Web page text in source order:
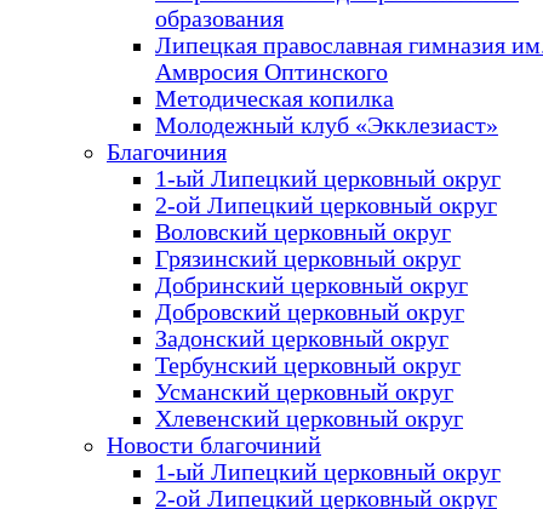
образования
Липецкая православная гимназия
Амвросия Оптинского
Методическая копилка
Молодежный клуб «Экклезиаст»
Благочиния
1-ый Липецкий церковный округ
2-ой Липецкий церковный округ
Воловский церковный округ
Грязинский церковный округ
Добринский церковный округ
Добровский церковный округ
Задонский церковный округ
Тербунский церковный округ
Усманский церковный округ
Хлевенский церковный округ
Новости благочиний
1-ый Липецкий церковный округ
2-ой Липецкий церковный округ